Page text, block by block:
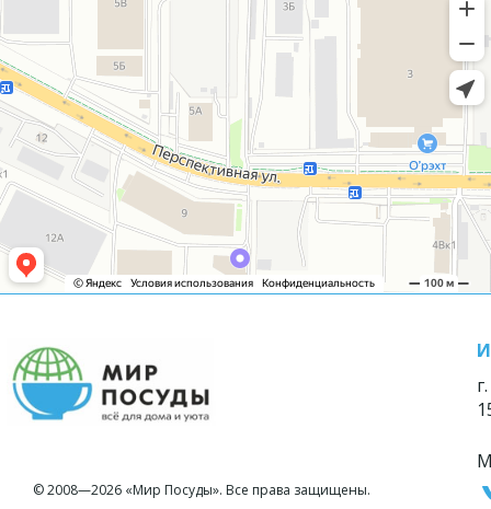
© 2008—2026 «Мир Посуды». Все права защищены.